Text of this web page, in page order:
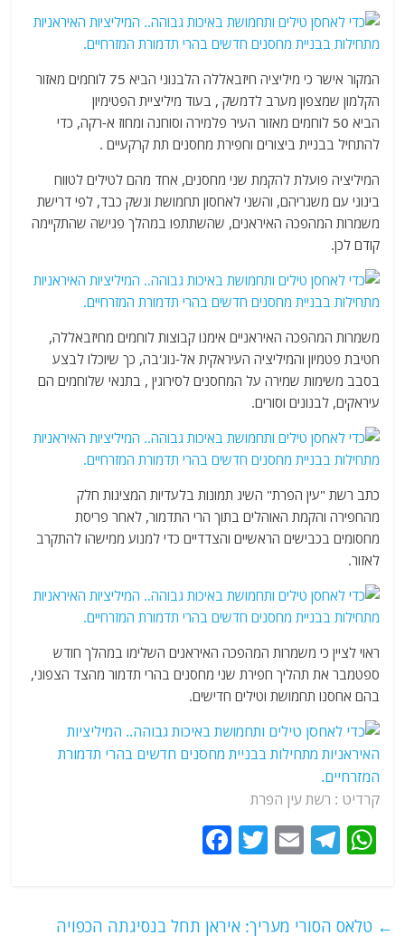
המקור אישר כי מיליציה חיזבאללה הלבנוני הביא 75 לוחמים מאזור
הקלמון שמצפון מערב לדמשק , בעוד מיליציית הפטימיון
הביא 50 לוחמים מאזור העיר פלמירה וסוחנה ומחוז א-רקה, כדי
להתחיל בבניית ביצורים וחפירת מחסנים תת קרקעיים .
המיליציה פועלת להקמת שני מחסנים, אחד מהם לטילים לטווח
בינוני עם משגריהם, והשני לאחסון תחמושת ונשק כבד, לפי דרישת
משמרות המהפכה האיראנים, שהשתתפו במהלך פגישה שהתקיימה
קודם לכן.
משמרות המהפכה האיראניים אימנו קבוצות לוחמים מחיזבאללה,
חטיבת פטמיון והמיליציה העיראקית אל-נוג'בה, כך שיוכלו לבצע
בסבב משימות שמירה על המחסנים לסירוגין , בתנאי שלוחמים הם
עיראקים, לבנונים וסורים.
כתב רשת "עין הפרת" השיג תמונות בלעדיות המציגות חלק
מהחפירה והקמת האוהלים בתוך הרי התדמור, לאחר פריסת
מחסומים בכבישים הראשיים והצדדיים כדי למנוע ממישהו להתקרב
לאזור.
ראוי לציין כי משמרות המהפכה האיראנים השלימו במהלך חודש
ספטמבר את תהליך חפירת שני מחסנים בהרי תדמור מהצד הצפוני,
בהם אחסנו תחמושת וטילים חדישים.
קרדיט : רשת עין הפרת
W
s
T
g
E
l
T
er
e ← טלאס הסורי מעריך: איראן תחל בנסיגתה הכפויה